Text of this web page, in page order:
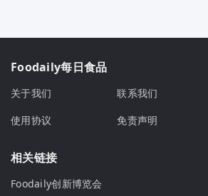
Foodaily每日食品
关于我们 联系我们
使用协议
免责声明
相关链接
Foodaily创新博览会